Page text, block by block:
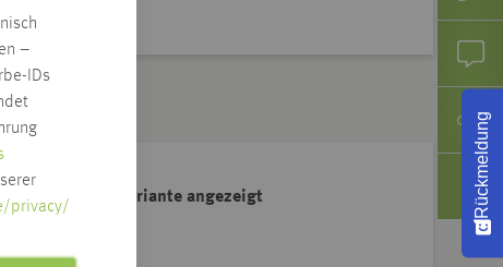
–
IDs
privacy/
der Artikelvariante angezeigt Rückmeldung